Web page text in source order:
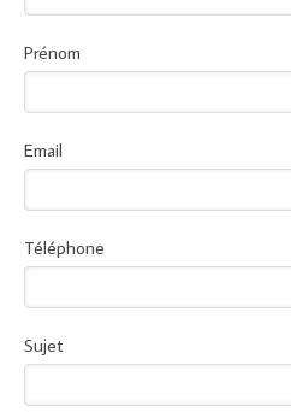
Prénom
Email
Téléphone
Sujet